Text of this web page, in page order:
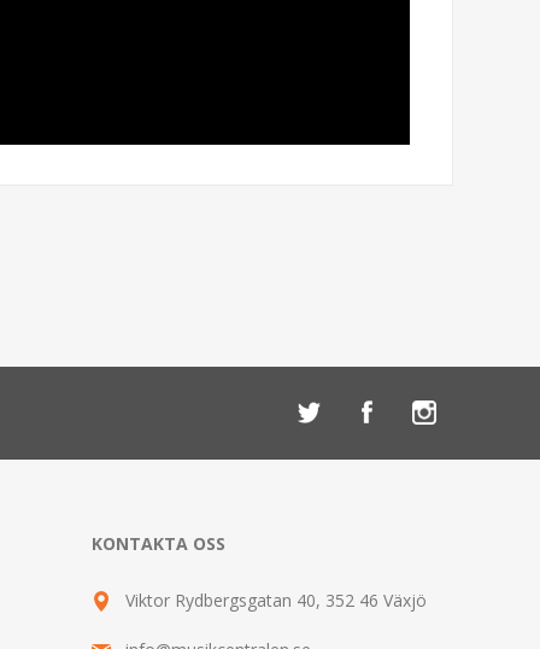
KONTAKTA OSS
Viktor Rydbergsgatan 40, 352 46 Växjö